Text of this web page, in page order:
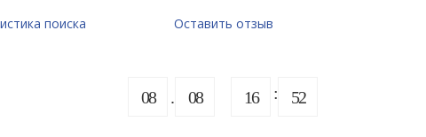
поиска Оставить отзыв
08 08 16 52